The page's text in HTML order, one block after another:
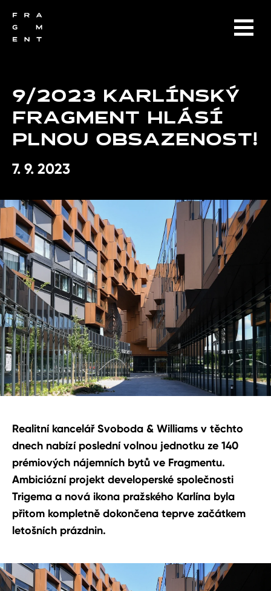
9/2023 KARLÍNSKÝ
FRAGMENT HLÁSÍ
PLNOU OBSAZENOST!
7. 9. 2023
Realitní kancelář Svoboda & Williams v těchto
dnech nabízí poslední volnou jednotku ze 140
prémiových nájemních bytů ve Fragmentu.
Ambiciózní projekt developerské společnosti
Trigema a nová ikona pražského Karlína byla
přitom kompletně dokončena teprve začátkem
letošních prázdnin.